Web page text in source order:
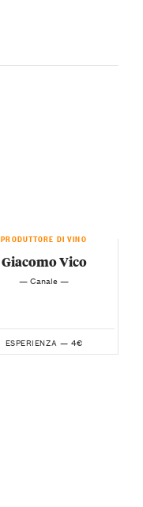
PRODUTTORE DI VINO
Giacomo Vico
— Canale —
ESPERIENZA — 4€